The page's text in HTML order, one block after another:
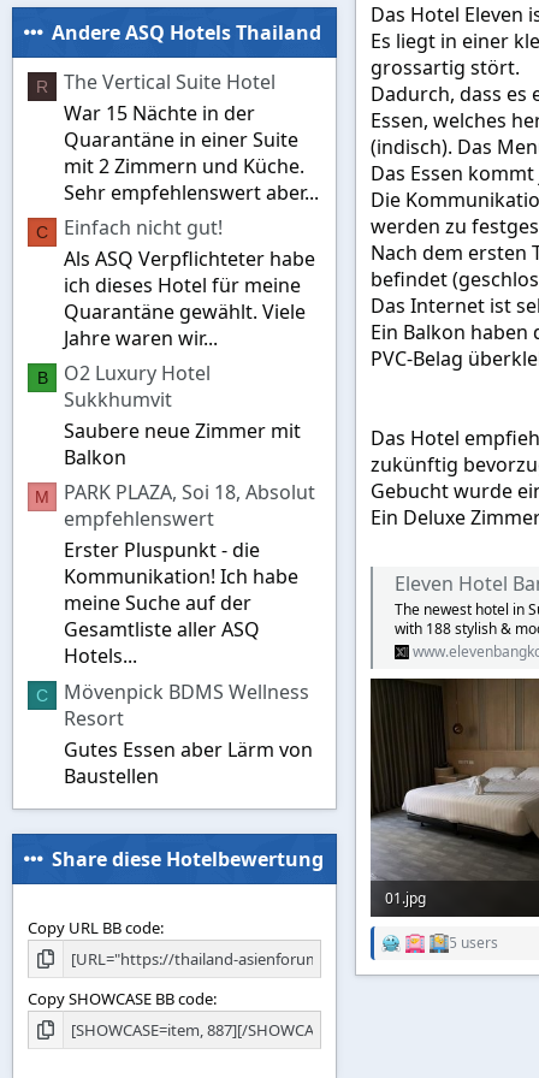
Das Hotel Eleven
Es liegt in einer
grossartig stört.
Dadurch, dass
Essen, welches
(indisch). Das
Das Essen
Die
werden zu
Nach dem ersten
befindet
Das Internet ist
Ein Balkon
PVC-Belag
Das Hotel
zukünftig
Gebucht wurde
Ein Deluxe
Eleven Hotel
The newest hotel in
with 188 stylish &
01.jpg
60,5 KB · Aufrufe: 2.621
R
5 users
Andere ASQ Hotels Thailand
R
The Vertical Suite Hotel
War 15 Nächte in der
Quarantäne in einer Suite
mit 2 Zimmern und Küche.
Sehr empfehlenswert aber...
C
Einfach nicht gut!
Als ASQ Verpflichteter habe
ich dieses Hotel für meine
Quarantäne gewählt. Viele
Jahre waren wir...
B
O2 Luxury Hotel
Sukkhumvit
Saubere neue Zimmer mit
Balkon
M
PARK PLAZA, Soi 18, Absolut
empfehlenswert
Erster Pluspunkt - die
Kommunikation! Ich habe
meine Suche auf der
Gesamtliste aller ASQ
Hotels...
C
Mövenpick BDMS Wellness
Resort
Gutes Essen aber Lärm von
Baustellen
Share diese Hotelbewertung
Copy URL BB code
Copy SHOWCASE BB code